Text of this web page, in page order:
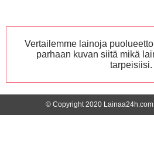
Vertailemme lainoja
parhaan kuvan siitä mikä
tarpeisiisi.
© Copyright 2020